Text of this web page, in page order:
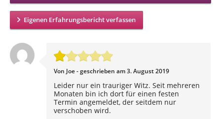
Eigenen Erfahrungsbericht verfassen
Von Joe - geschrieben am 3. August 2019
Leider nur ein trauriger Witz. Seit mehreren
Monaten bin ich dort für einen festen
Termin angemeldet, der seitdem nur
verschoben wird.